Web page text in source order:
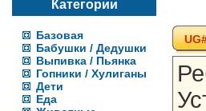
Категории
Базовая
Бабушки / Дедушки
Выпивка / Пьянка
Гопники / Хулиганы
Дети
Еда